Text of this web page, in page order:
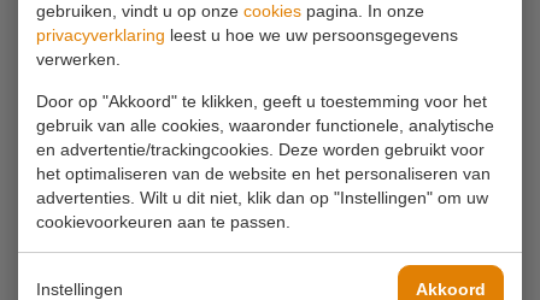
gebruiken, vindt u op onze cookies pagina. In onze
privacyverklaring leest u hoe we uw persoonsgegevens
verwerken.
Door op "Akkoord" te klikken, geeft u toestemming voor het
gebruik van alle cookies, waaronder functionele, analytische
en advertentie/trackingcookies. Deze worden gebruikt voor
het optimaliseren van de website en het personaliseren van
advertenties. Wilt u dit niet, klik dan op "Instellingen" om uw
cookievoorkeuren aan te passen.
Instellingen Akkoord
ALGEMENE INFORMATIE